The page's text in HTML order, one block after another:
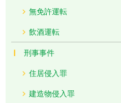
無免許運転
飲酒運転
刑事事件
住居侵入罪
建造物侵入罪